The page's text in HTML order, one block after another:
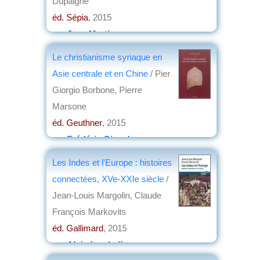
éd. Sépia, 2015
parJean Martin
Le christianisme syriaque en
Asie centrale et en Chine / Pier
Giorgio Borbone, Pierre
Marsone
éd. Geuthner, 2015
parFrédéric Girard
Les Indes et l'Europe : histoires
connectées, XVe-XXIe siècle /
Jean-Louis Margolin, Claude
François Markovits
éd. Gallimard, 2015
parAlain Lamballe